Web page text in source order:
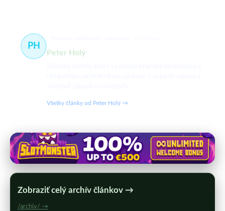
PH
Peter Holý
Všetky články od Peter Holý →
Zobraziť celý archív článkov →
/archiv/ →